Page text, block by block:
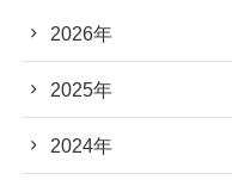
2026年
2025年
2024年